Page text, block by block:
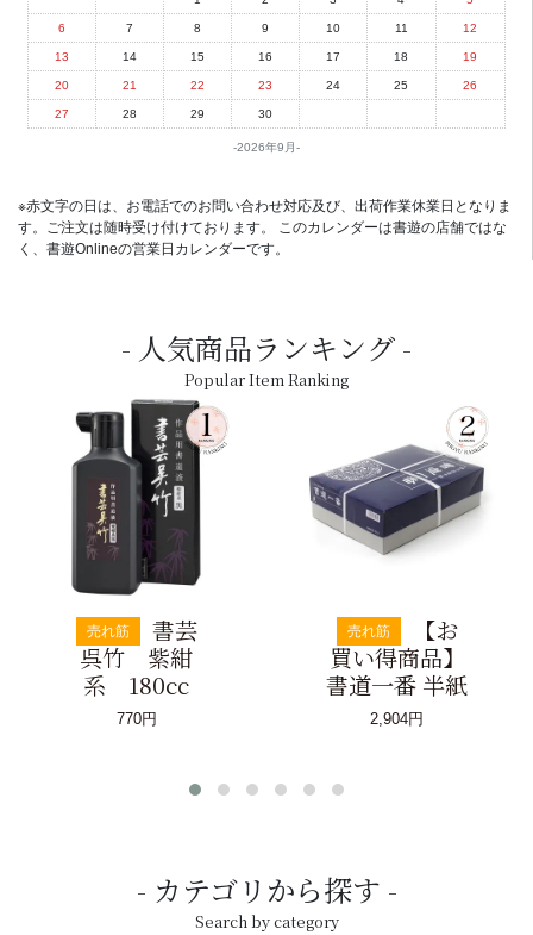
2026年9月
6 7 8 9 10 11 12
13 14 15 16 17 18 19
20 21 22 23 24 25 26
27 28 29 30
※赤文字の日は、お電話でのお問い合わせ対応及び、出荷作業休業日となりま
す。ご注文は随時受け付けております。 このカレンダーは書遊の店舗ではな
く、書遊Onlineの営業日カレンダーです。
人気商品ランキング
Popular Item Ranking
売れ筋
書芸
呉竹 紫紺
系 180cc
770円
売れ筋
【お
買い得商品】
書道一番 半紙
2,904円
カテゴリから探す
Search by category